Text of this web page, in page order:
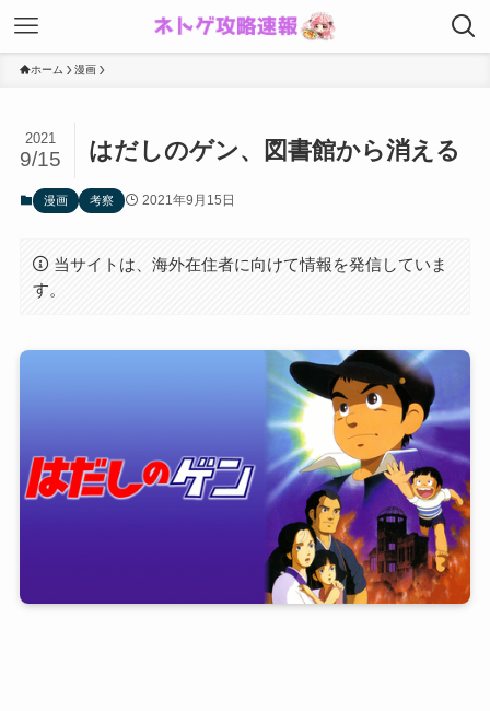
ホーム 漫画
はだしのゲン、図書館から消える
2021
9/15
漫画 考察 2021年9月15日
当サイトは、海外在住者に向けて情報を発信していま
す。